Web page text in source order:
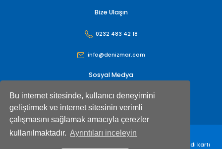
Bu internet sitesinde, kullanıcı deneyimini
geliştirmek ve internet sitesinin verimli
çalışmasını sağlamak amacıyla çerezler
kullanılmaktadır. Ayrıntıları inceleyin
Bize Ulaşın
0232 483 42 18
info@denizmar.com
Sosyal Medya
Denizmar İç Dış Ticaret Anonim Şirketi© Tüm hakları saklıdır. Kredi kartı